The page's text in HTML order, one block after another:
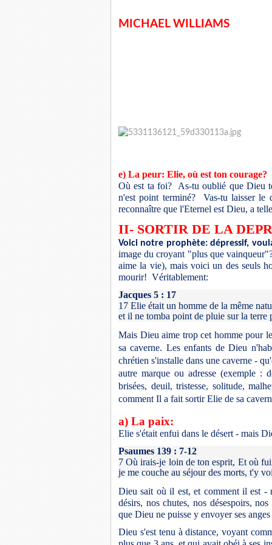
MICHAEL WILLIAMS
e) La peur: Elie, où est ton courage?
Où est ta foi? As-tu oublié que Dieu
n'est point terminé? Vas-tu laisser le
reconnaître que l'Eternel est Dieu, a
II- SORTIR DE LA
Voici notre prophète: dépressif,
image du croyant "plus que
aime la vie), mais voici un des seuls
mourir! Véritablement:
Jacques 5 : 17
17 Elie était un homme de la même
et il ne tomba point de pluie sur la terre
Mais Dieu aime trop cet homme pour
sa caverne. Les enfants de Dieu
chrétien s'installe dans une caverne -
autre marque ou adresse (exemple :
brisées, deuil, tristesse, solitude,
comment Il a fait sortir Elie de sa
a) La paix:
Elie s'était enfui dans le désert - mais
Psaumes 139 : 7-12
7 Où irais-je loin de ton esprit, Et où
je me couche au séjour des morts, t'y
Dieu sait où il est, et comment il est -
désirs, nos chutes, nos désespoirs,
que Dieu ne puisse y envoyer ses
Dieu s'est tenu à distance, voyant